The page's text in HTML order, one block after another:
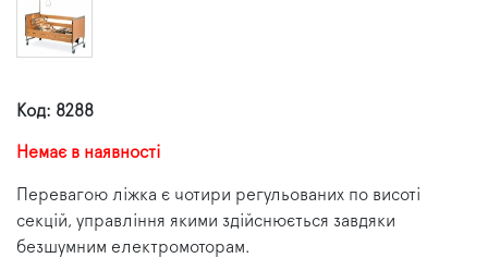
Код: 8288
Немає в наявності
Перевагою ліжка є чотири регульованих по висоті
секцій, управління якими здійснюється завдяки
безшумним електромоторам.